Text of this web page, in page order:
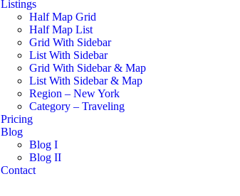
Listings
Half Map Grid
Half Map List
Grid With Sidebar
List With Sidebar
Grid With Sidebar & Map
List With Sidebar & Map
Region – New York
Category – Traveling
Pricing
Blog
Blog I
Blog II
Contact